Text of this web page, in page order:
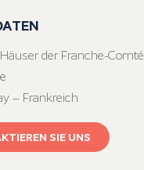
der Franche-Comté
– Frankreich
SIE UNS